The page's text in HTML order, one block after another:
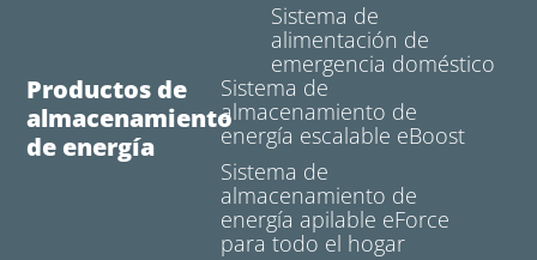
Sistema de
alimentación de
emergencia doméstico
Productos de
almacenamiento
de energía
Sistema de
almacenamiento de
energía escalable eBoost
Sistema de
almacenamiento de
energía apilable eForce
para todo el hogar